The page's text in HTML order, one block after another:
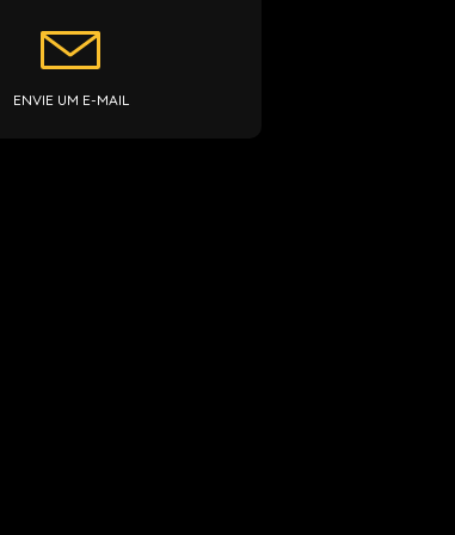
ENVIE UM E-MAIL